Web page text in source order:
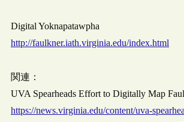
Digital Yoknapatawpha
http://faulkner.iath.virginia.edu/index.html
関連：
UVA Spearheads Effort to Digitally Map
https://news.virginia.edu/content/uva-